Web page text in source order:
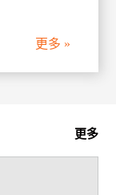
更多 »
更多